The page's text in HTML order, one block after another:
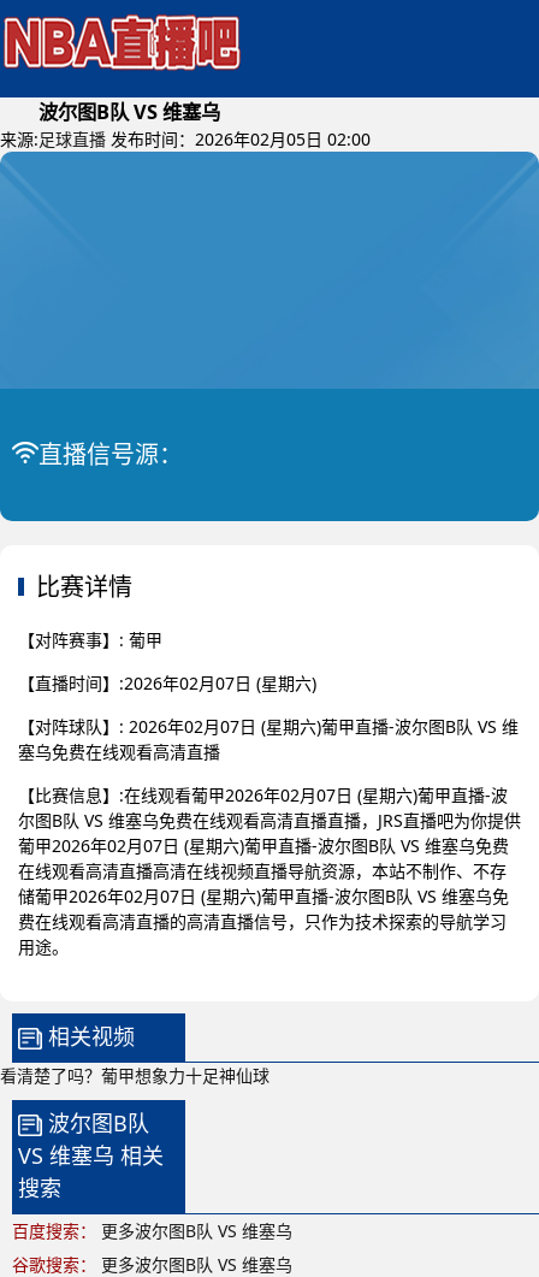
波尔图B队 VS 维塞乌
来源:足球直播 发布时间：2026年02月05日 02:00
葡甲
直播信号源：
比赛详情
【对阵赛事】: 葡甲
【直播时间】:2026年02月07日 (星期六)
【对阵球队】: 2026年02月07日 (星期六)葡甲直播-波尔图B队 VS 维
塞乌免费在线观看高清直播
【比赛信息】:在线观看葡甲2026年02月07日 (星期六)葡甲直播-波
尔图B队 VS 维塞乌免费在线观看高清直播直播，JRS直播吧为你提供
葡甲2026年02月07日 (星期六)葡甲直播-波尔图B队 VS 维塞乌免费
在线观看高清直播高清在线视频直播导航资源，本站不制作、不存
储葡甲2026年02月07日 (星期六)葡甲直播-波尔图B队 VS 维塞乌免
费在线观看高清直播的高清直播信号，只作为技术探索的导航学习
用途。
相关视频
看清楚了吗？葡甲想象力十足神仙球
波尔图B队
VS 维塞乌 相关
搜索
百度搜索：
更多波尔图B队 VS 维塞乌
谷歌搜索：
更多波尔图B队 VS 维塞乌